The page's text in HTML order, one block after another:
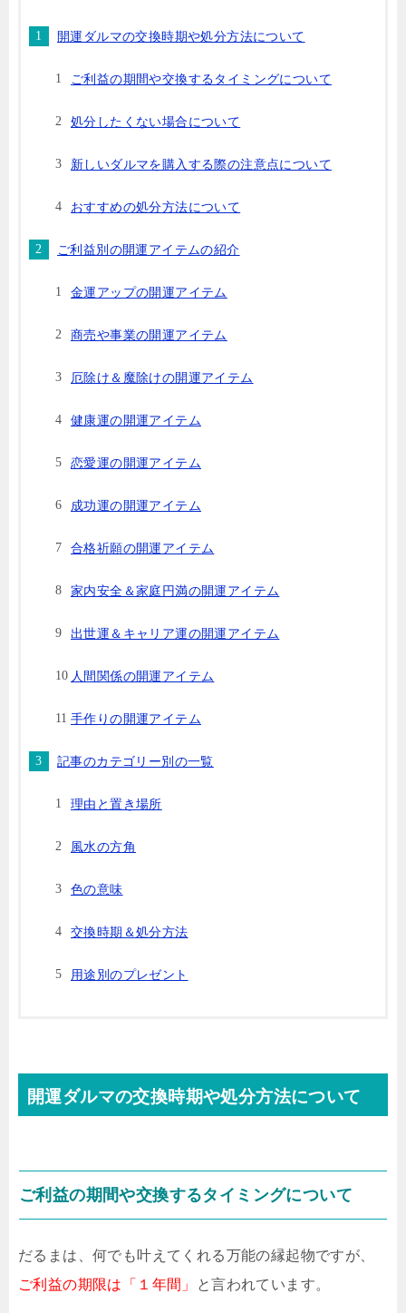
開運ダルマの交換時期や処分方法について
ご利益の期間や交換するタイミングについて
処分したくない場合について
新しいダルマを購入する際の注意点について
おすすめの処分方法について
ご利益別の開運アイテムの紹介
金運アップの開運アイテム
商売や事業の開運アイテム
厄除け＆魔除けの開運アイテム
健康運の開運アイテム
恋愛運の開運アイテム
成功運の開運アイテム
合格祈願の開運アイテム
家内安全＆家庭円満の開運アイテム
出世運＆キャリア運の開運アイテム
人間関係の開運アイテム
手作りの開運アイテム
記事のカテゴリー別の一覧
理由と置き場所
風水の方角
色の意味
交換時期＆処分方法
用途別のプレゼント
開運ダルマの交換時期や処分方法について
ご利益の期間や交換するタイミングについて
だるまは、何でも叶えてくれる万能の縁起物ですが、
ご利益の期限は「１年間」
と言われています。